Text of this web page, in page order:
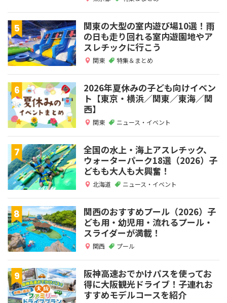
関東の大型の室内遊び場10選！雨
の日も走り回れる室内遊園地やア
スレチックに行こう
関東 特集＆まとめ
2026年夏休みの子ども向けイベン
ト【東京・横浜／関東／東海／関
西】
関東 ニュース・イベント
全国の水上・海上アスレチック、
ウォーターパーク18選（2026）子
どもも大人も大興奮！
北海道 ニュース・イベント
関西のおすすめプール（2026）子
ども用・幼児用・流れるプール・
スライダーが満載！
関西 プール
阪神高速おでかけパスを使ってお
得に大阪観光ドライブ！子連れお
すすめモデルコースを紹介